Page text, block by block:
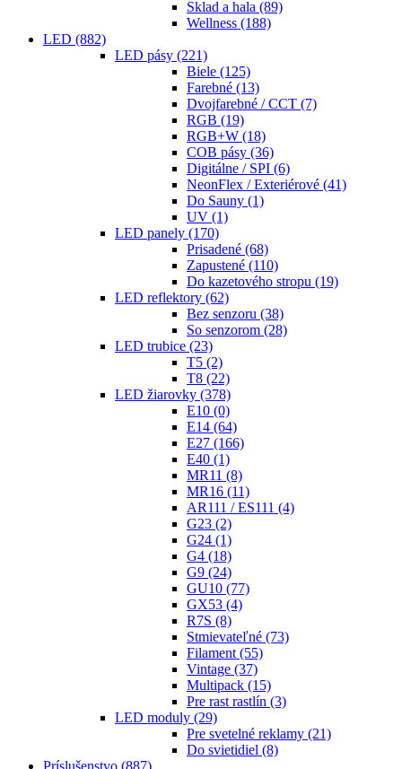
Sklad a hala (89)
Wellness (188)
LED (882)
LED pásy (221)
Biele (125)
Farebné (13)
Dvojfarebné / CCT (7)
RGB (19)
RGB+W (18)
COB pásy (36)
Digitálne / SPI (6)
NeonFlex / Exteriérové (41)
Do Sauny (1)
UV (1)
LED panely (170)
Prisadené (68)
Zapustené (110)
Do kazetového stropu (19)
LED reflektory (62)
Bez senzoru (38)
So senzorom (28)
LED trubice (23)
T5 (2)
T8 (22)
LED žiarovky (378)
E10 (0)
E14 (64)
E27 (166)
E40 (1)
MR11 (8)
MR16 (11)
AR111 / ES111 (4)
G23 (2)
G24 (1)
G4 (18)
G9 (24)
GU10 (77)
GX53 (4)
R7S (8)
Stmievateľné (73)
Filament (55)
Vintage (37)
Multipack (15)
Pre rast rastlín (3)
LED moduly (29)
Pre svetelné reklamy (21)
Do svietidiel (8)
Príslušenstvo (887)